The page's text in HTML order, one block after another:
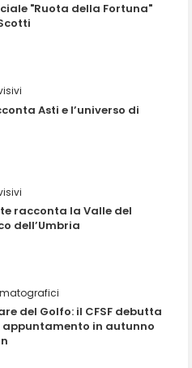
"Ruota della Fortuna"
Asti e l’universo di
racconta la Valle del
dell’Umbria
del Golfo: il CFSF debutta
appuntamento in autunno